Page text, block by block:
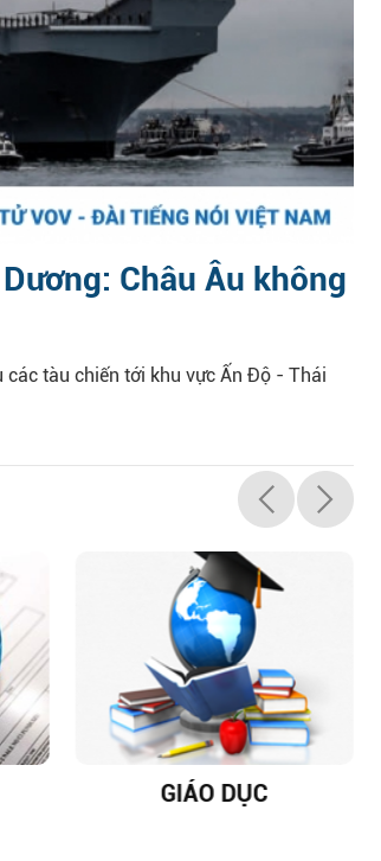
Châu Âu không
các tàu chiến tới khu vực Ấn Độ - Thái
GIÁO DỤC